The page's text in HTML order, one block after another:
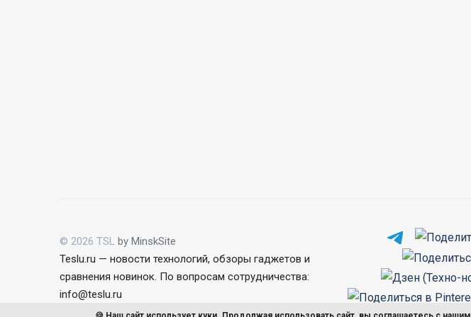
© 2026 TSL by MinskSite
Teslu.ru — новости технологий, обзоры гаджетов и
сравнения новинок. По вопросам сотрудничества:
info@teslu.ru
Пользовательское соглашение